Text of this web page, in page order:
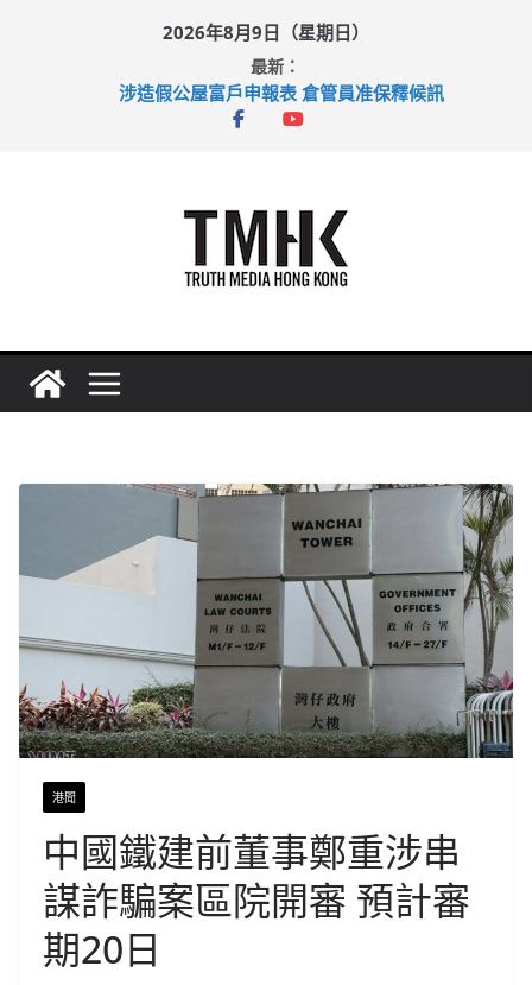
2026年8月9日（星期日）
最新：
涉造假公屋富戶申報表 倉管員准保釋候訊
港聞
中國鐵建前董事鄭重涉串
謀詐騙案區院開審 預計審
期20日